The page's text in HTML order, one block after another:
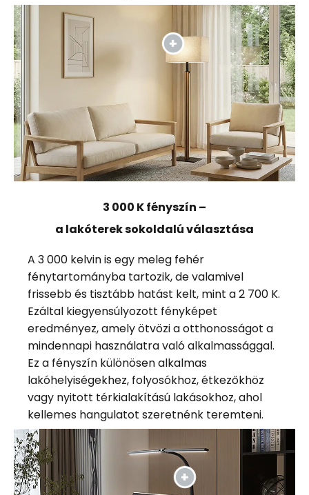
3 000 K fényszín –
a lakóterek sokoldalú választása
A 3 000 kelvin is egy meleg fehér
fénytartományba tartozik, de valamivel
frissebb és tisztább hatást kelt, mint a 2 700 K.
Ezáltal kiegyensúlyozott fényképet
eredményez, amely ötvözi a otthonosságot a
mindennapi használatra való alkalmassággal.
Ez a fényszín különösen alkalmas
lakóhelyiségekhez, folyosókhoz, étkezőkhöz
vagy nyitott térkialakítású lakásokhoz, ahol
kellemes hangulatot szeretnénk teremteni.